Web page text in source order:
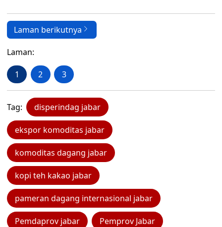
Laman berikutnya
Laman:
1 2 3
Tag: disperindag jabar
ekspor komoditas jabar
komoditas dagang jabar
kopi teh kakao jabar
pameran dagang internasional jabar
Pemdaprov jabar Pemprov Jabar